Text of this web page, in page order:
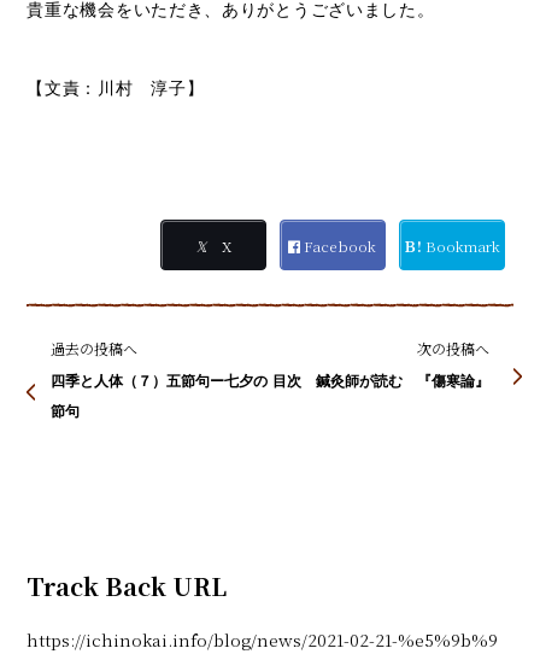
貴重な機会をいただき、ありがとうございました。
【文責：川村 淳子】
𝕏 X Facebook Ｂ! Bookmark
過去の投稿へ
四季と人体（７）五節句ー七夕の
節句
次の投稿へ
目次 鍼灸師が読む 『傷寒論』
Track Back URL
https://ichinokai.info/blog/news/2021-02-21-%e5%9b%9